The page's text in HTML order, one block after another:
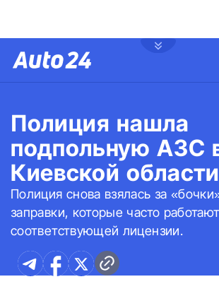
Полиция нашла
подпольную АЗС
Киевской области
Полиция снова взялась за
заправки, которые часто
соответствующей лицензии.